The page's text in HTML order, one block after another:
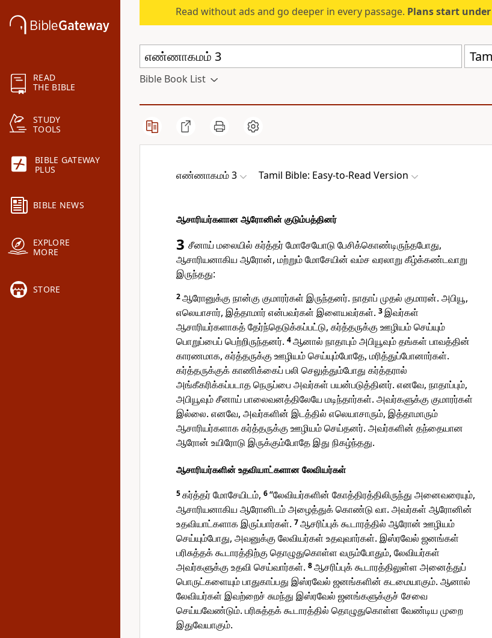
READ
THE BIBLE
STUDY
TOOLS
BIBLE GATEWAY
PLUS
BIBLE NEWS
EXPLORE
MORE
STORE
Read without ads and go deeper in every passage. Plans start
Bible Book List
எண்ணாகமம் 3 Tamil Bible: Easy-to-Read Version
ஆசாரியர்களான ஆரோனின் குடும்பத்தினர்
3 சீனாய் மலையில் கர்த்தர் மோசேயோடு பேசிக்கொண்டிருந்தபோது,
ஆசாரியனாகிய ஆரோன், மற்றும் மோசேயின் வம்ச வரலாறு கீழ்க்கண்டவாறு
இருந்தது:
2ஆரோனுக்கு நான்கு குமாரர்கள் இருந்தனர். நாதாப் முதல் குமாரன். அபியூ,
எலெயாசார், இத்தாமார் என்பவர்கள் இளையவர்கள். 3இவர்கள்
ஆசாரியர்களாகத் தேர்ந்தெடுக்கப்பட்டு, கர்த்தருக்கு ஊழியம் செய்யும்
பொறுப்பைப் பெற்றிருந்தனர். 4ஆனால் நாதாபும் அபியூவும் தங்கள் பாவத்தின்
காரணமாக, கர்த்தருக்கு ஊழியம் செய்யும்போதே, மரித்துப்போனார்கள்.
கர்த்தருக்குக் காணிக்கைப் பலி செலுத்தும்போது கர்த்தரால்
அங்கீகரிக்கப்படாத நெருப்பை அவர்கள் பயன்படுத்தினர். எனவே, நாதாப்பும்,
அபியூவும் சீனாய் பாலைவனத்திலேயே மடிந்தார்கள். அவர்களுக்கு குமாரர்கள்
இல்லை. எனவே, அவர்களின் இடத்தில் எலெயாசாரும், இத்தாமாரும்
ஆசாரியர்களாக கர்த்தருக்கு ஊழியம் செய்தனர். அவர்களின் தந்தையான
ஆரோன் உயிரோடு இருக்கும்போதே இது நிகழ்ந்தது.
ஆசாரியர்களின் உதவியாட்களான லேவியர்கள்
5கர்த்தர் மோசேயிடம், 6“லேவியர்களின் கோத்திரத்திலிருந்து அனைவரையும்,
ஆசாரியனாகிய ஆரோனிடம் அழைத்துக் கொண்டு வா. அவர்கள் ஆரோனின்
உதவியாட்களாக இருப்பார்கள். 7ஆசரிப்புக் கூடாரத்தில் ஆரோன் ஊழியம்
செய்யும்போது, அவனுக்கு லேவியர்கள் உதவுவார்கள். இஸ்ரவேல் ஜனங்கள்
பரிசுத்தக் கூடாரத்திற்கு தொழுதுகொள்ள வரும்போதும், லேவியர்கள்
அவர்களுக்கு உதவி செய்வார்கள். 8ஆசரிப்புக் கூடாரத்திலுள்ள அனைத்துப்
பொருட்களையும் பாதுகாப்பது இஸ்ரவேல் ஜனங்களின் கடமையாகும். ஆனால்
லேவியர்கள் இவற்றைச் சுமந்து இஸ்ரவேல் ஜனங்களுக்குச் சேவை
செய்யவேண்டும். பரிசுத்தக் கூடாரத்தில் தொழுதுகொள்ள வேண்டிய முறை
இதுவேயாகும்.